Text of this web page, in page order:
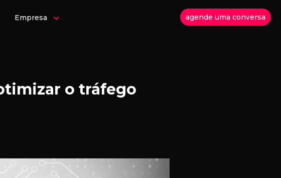
Empresa agende uma conversa
o tráfego